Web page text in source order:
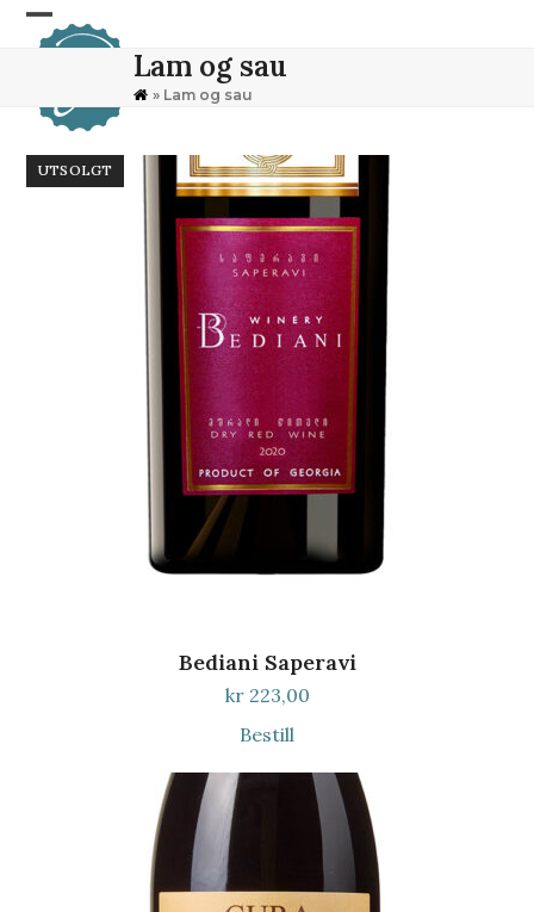
Skip
Open
menu
Close
menu
Lam og sau
» Lam og sau
UTSOLGT
Bediani Saperavi
kr 223,00
Bestill